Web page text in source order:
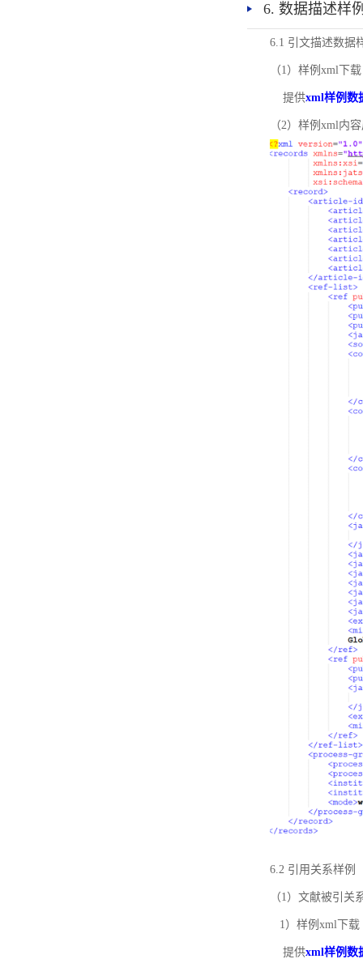
6. 数据描述样
6.1 引文描述数据
（1）样例xml下载
提供xml样例数
（2）样例xml内
6.2 引用关系样例
（1）文献被引关
1）样例xml下载
提供xml样例数